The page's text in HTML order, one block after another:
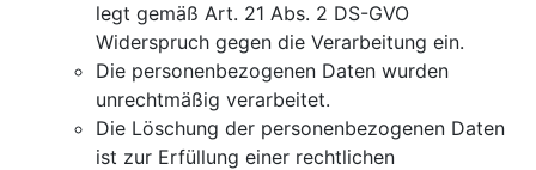
legt gemäß Art. 21 Abs. 2 DS-GVO
Widerspruch gegen die Verarbeitung ein.
Die personenbezogenen Daten wurden
unrechtmäßig verarbeitet.
Die Löschung der personenbezogenen Daten
ist zur Erfüllung einer rechtlichen